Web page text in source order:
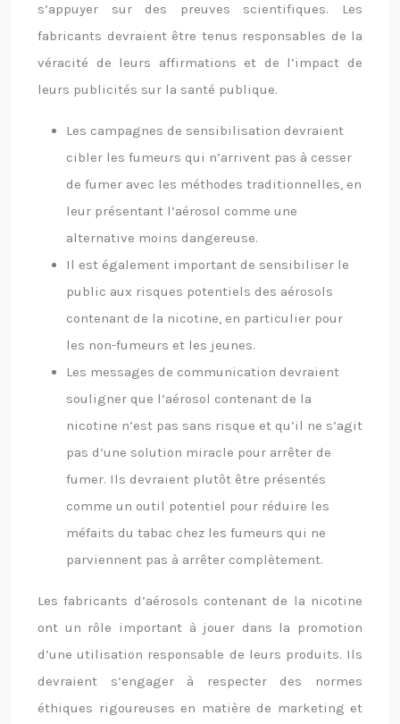
s’appuyer sur des preuves scientifiques. Les
fabricants devraient être tenus responsables de la
véracité de leurs affirmations et de l’impact de
leurs publicités sur la santé publique.
Les campagnes de sensibilisation devraient
cibler les fumeurs qui n’arrivent pas à cesser
de fumer avec les méthodes traditionnelles, en
leur présentant l’aérosol comme une
alternative moins dangereuse.
Il est également important de sensibiliser le
public aux risques potentiels des aérosols
contenant de la nicotine, en particulier pour
les non-fumeurs et les jeunes.
Les messages de communication devraient
souligner que l’aérosol contenant de la
nicotine n’est pas sans risque et qu’il ne s’agit
pas d’une solution miracle pour arrêter de
fumer. Ils devraient plutôt être présentés
comme un outil potentiel pour réduire les
méfaits du tabac chez les fumeurs qui ne
parviennent pas à arrêter complètement.
Les fabricants d’aérosols contenant de la nicotine
ont un rôle important à jouer dans la promotion
d’une utilisation responsable de leurs produits. Ils
devraient s’engager à respecter des normes
éthiques rigoureuses en matière de marketing et